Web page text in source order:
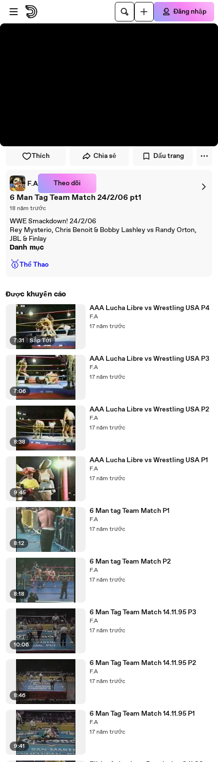
Đi đến trình phát
Đi đến nội dung chính
Đăng nhập
Thích Chia sẻ Dấu trang
F.A Theo dõi
6 Man Tag Team Match 24/2/06 pt1
18 năm trước
WWE Smackdown! 24/2/06
Rey Mysterio, Chris Benoit & Bobby Lashley vs Randy Orton,
JBL & Finlay
Danh mục
🥇Thể Thao
Được khuyến cáo
7:31 Sắp Tới
AAA Lucha Libre vs Wrestling USA P4
F.A
17 năm trước
7:06
AAA Lucha Libre vs Wrestling USA P3
F.A
17 năm trước
8:38
AAA Lucha Libre vs Wrestling USA P2
F.A
17 năm trước
9:45
AAA Lucha Libre vs Wrestling USA P1
F.A
17 năm trước
8:12
6 Man tag Team Match P1
F.A
17 năm trước
8:18
6 Man tag Team Match P2
F.A
17 năm trước
10:06
6 Man Tag Team Match 14.11.95 P3
F.A
17 năm trước
8:46
6 Man Tag Team Match 14.11.95 P2
F.A
17 năm trước
9:41
6 Man Tag Team Match 14.11.95 P1
F.A
17 năm trước